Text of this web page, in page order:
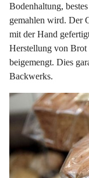
Bodenhaltung,
gemahlen wird. Der
mit der Hand
Herstellung von Brot
beigemengt. Dies
Backwerks.